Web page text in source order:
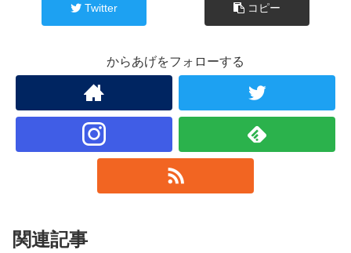
Twitter コピー
からあげをフォローする
関連記事